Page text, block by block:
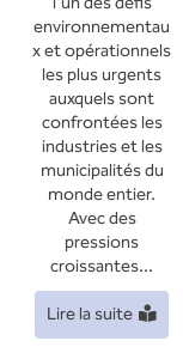
environnementau
x et opérationnels
les plus urgents
auxquels sont
confrontées les
industries et les
municipalités du
monde entier.
Avec des
pressions
croissantes...
Lire la suite